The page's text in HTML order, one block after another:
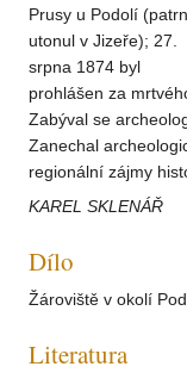
Prusy u Podolí
utonul v Jizeře); 27.
srpna 1874 byl
prohlášen za
Zabýval se
Zanechal
regionální zájmy
KAREL SKLENÁŘ
Dílo
Žároviště v okolí
Literatura